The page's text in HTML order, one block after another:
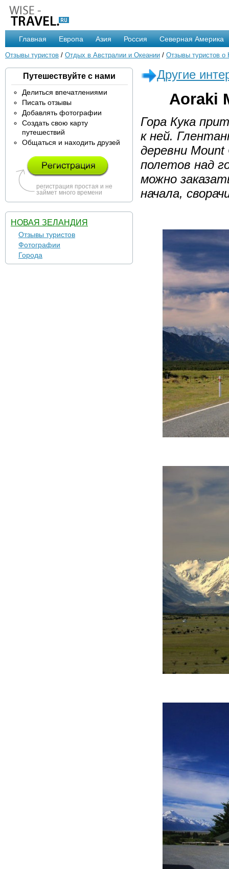
Главная Европа Азия Россия Северная Америка
Отзывы туристов / Отдых в Австралии и Океании / Отзывы туристов о
Путешествуйте с нами
Делиться впечатлениями
Писать отзывы
Добавлять фотографии
Создать свою карту
путешествий
Общаться и находить друзей
регистрация простая и не
займет много времени
НОВАЯ ЗЕЛАНДИЯ
Отзывы туристов
Фотографии
Города
Другие
Aoraki
Гора Кука
к ней.
деревни
полетов над
можно
начала,